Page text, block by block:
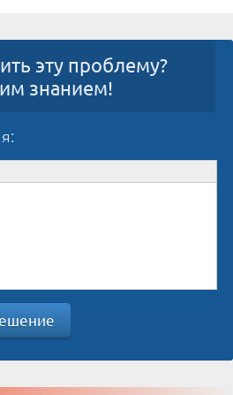
эту проблему?
знанием!